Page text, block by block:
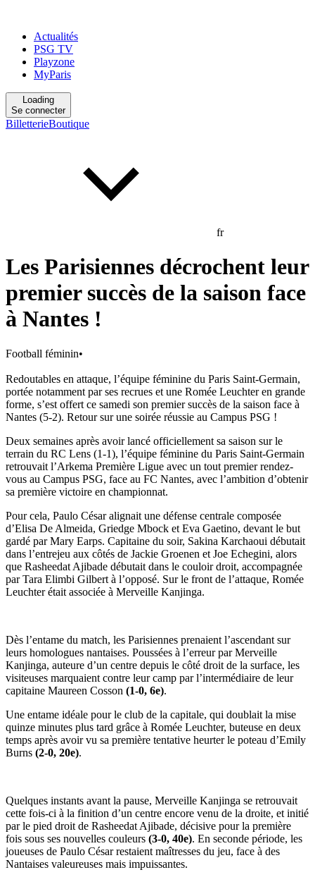
Actualités
PSG TV
Playzone
MyParis
Loading
Se connecter
BilletterieBoutique
fr
Les Parisiennes décrochent leur
premier succès de la saison face
à Nantes !
Football féminin•
Redoutables en attaque, l’équipe féminine du Paris Saint-Germain,
portée notamment par ses recrues et une Romée Leuchter en grande
forme, s’est offert ce samedi son premier succès de la saison face à
Nantes (5-2). Retour sur une soirée réussie au Campus PSG !
Deux semaines après avoir lancé officiellement sa saison sur le
terrain du RC Lens (1-1), l’équipe féminine du Paris Saint-Germain
retrouvait l’Arkema Première Ligue avec un tout premier rendez-
vous au Campus PSG, face au FC Nantes, avec l’ambition d’obtenir
sa première victoire en championnat.
Pour cela, Paulo César alignait une défense centrale composée
d’Elisa De Almeida, Griedge Mbock et Eva Gaetino, devant le but
gardé par Mary Earps. Capitaine du soir, Sakina Karchaoui débutait
dans l’entrejeu aux côtés de Jackie Groenen et Joe Echegini, alors
que Rasheedat Ajibade débutait dans le couloir droit, accompagnée
par Tara Elimbi Gilbert à l’opposé. Sur le front de l’attaque, Romée
Leuchter était associée à Merveille Kanjinga.
Dès l’entame du match, les Parisiennes prenaient l’ascendant sur
leurs homologues nantaises. Poussées à l’erreur par Merveille
Kanjinga, auteure d’un centre depuis le côté droit de la surface, les
visiteuses marquaient contre leur camp par l’intermédiaire de leur
capitaine Maureen Cosson (1-0, 6e).
Une entame idéale pour le club de la capitale, qui doublait la mise
quinze minutes plus tard grâce à Romée Leuchter, buteuse en deux
temps après avoir vu sa première tentative heurter le poteau d’Emily
Burns (2-0, 20e).
Quelques instants avant la pause, Merveille Kanjinga se retrouvait
cette fois-ci à la finition d’un centre encore venu de la droite, et initié
par le pied droit de Rasheedat Ajibade, décisive pour la première
fois sous ses nouvelles couleurs (3-0, 40e). En seconde période, les
joueuses de Paulo César restaient maîtresses du jeu, face à des
Nantaises valeureuses mais impuissantes.